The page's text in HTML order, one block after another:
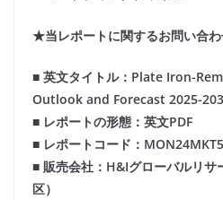
★当レポートに関するお問い合
■ 英文タイトル：Plate Iron-
Outlook and Forecast 2025-
■ レポートの形態：英文PDF
■ レポートコード：
■ 販売会社：H&Iグローバルリサ
区）